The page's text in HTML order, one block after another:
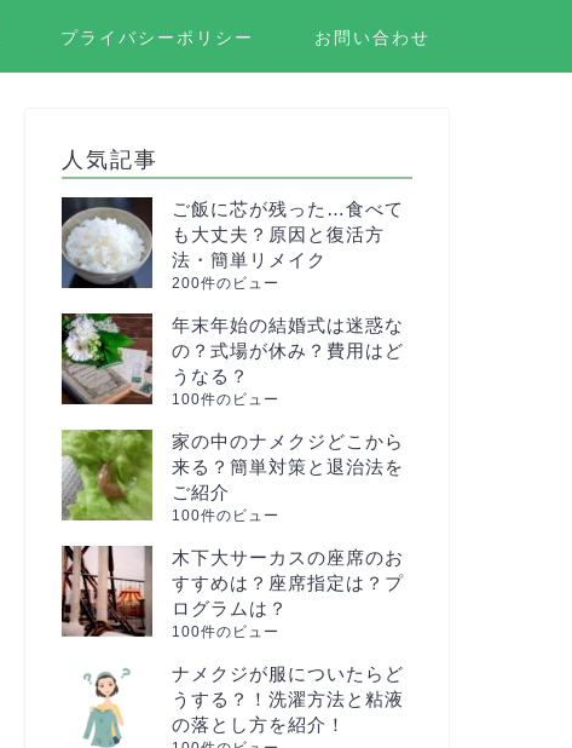
プライバシーポリシー お問い合わせ
人気記事
ご飯に芯が残った…食べて
も大丈夫？原因と復活方
法・簡単リメイク
200件のビュー
年末年始の結婚式は迷惑な
の？式場が休み？費用はど
うなる？
100件のビュー
家の中のナメクジどこから
来る？簡単対策と退治法を
ご紹介
100件のビュー
木下大サーカスの座席のお
すすめは？座席指定は？プ
ログラムは？
100件のビュー
ナメクジが服についたらど
うする？！洗濯方法と粘液
の落とし方を紹介！